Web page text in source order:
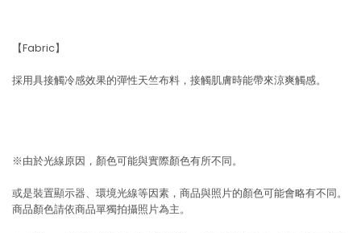
【Fabric】
採用具接觸冷感效果的彈性天竺布料，接觸肌膚時能帶來涼爽觸感。
※由於光線原因，顏色可能與實際顏色有所不同。
或是裝置顯示器、環境光線等因素，商品與照片的顏色可能會略有不同。
商品顏色請依商品單獨拍攝照片為主。